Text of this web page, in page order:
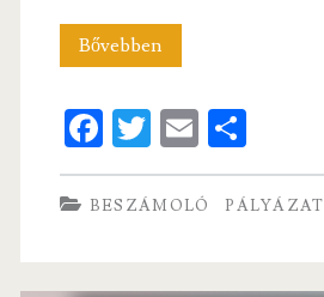
Bővebben“Könyvtári
pályázat
Fa
ce
b
o
T
w
itt
E
m
ai
S
ha
re
BESZÁMOLÓ PÁLYÁZAT